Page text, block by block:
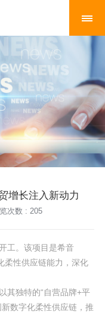
增长注入新动力
次数 : 205
工。该项目是希音
柔性供应链能力，深化
其独特的“自营品牌+平
数字化柔性供应链，推